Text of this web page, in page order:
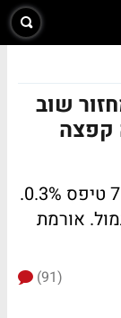
שוב
קפצה
המעו"ף השיל 0.1% ואילו מדד ת"א-75 טיפס 0.3%.
אתמול. אורמת
(91)